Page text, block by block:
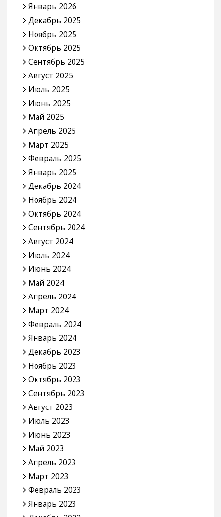
Январь 2026
Декабрь 2025
Ноябрь 2025
Октябрь 2025
Сентябрь 2025
Август 2025
Июль 2025
Июнь 2025
Май 2025
Апрель 2025
Март 2025
Февраль 2025
Январь 2025
Декабрь 2024
Ноябрь 2024
Октябрь 2024
Сентябрь 2024
Август 2024
Июль 2024
Июнь 2024
Май 2024
Апрель 2024
Март 2024
Февраль 2024
Январь 2024
Декабрь 2023
Ноябрь 2023
Октябрь 2023
Сентябрь 2023
Август 2023
Июль 2023
Июнь 2023
Май 2023
Апрель 2023
Март 2023
Февраль 2023
Январь 2023